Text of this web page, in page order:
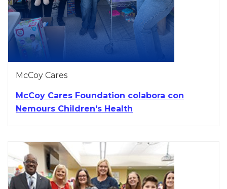
McCoy Cares
McCoy Cares Foundation colabora con
Nemours Children's Health